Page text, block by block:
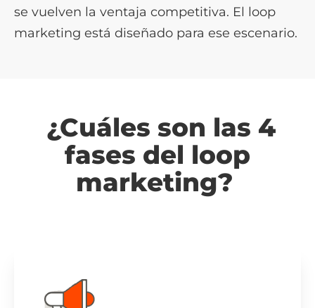
se vuelven la ventaja competitiva. El loop
marketing está diseñado para ese escenario.
¿Cuáles son las 4
fases del loop
marketing?